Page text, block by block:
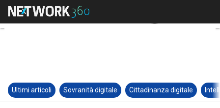
Ultimi articoli Sovranità digitale Cittadinanza digitale